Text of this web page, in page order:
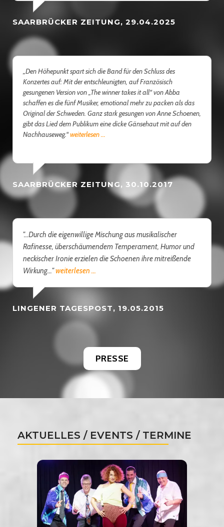
SAARBRÜCKER ZEITUNG, 29.04.2025
„Den Höhepunkt spart sich die Band für den Schluss des
Konzertes auf: Mit der entschleunigten, auf Französisch
gesungenen Version von „The winner takes it all“ von Abba
schaffen es die fünf Musiker, emotional mehr zu packen als das
Original der Schweden. Ganz stark gesungen von Anne Schoenen,
gibt das Lied dem Publikum eine dicke Gänsehaut mit auf den
Nachhauseweg.“weiterlesen ...
SAARBRÜCKER ZEITUNG, 30.10.2017
"…Durch die eigenwillige Mischung aus musikalischer
Rafinesse, überschäumendem Temperament, Humor und
neckischer Ironie erzielen die Schoenen ihre mitreißende
Wirkung…"weiterlesen ...
LINGENER TAGESPOST, 19.05.2015
PRESSE
AKTUELLES / EVENTS / TERMINE